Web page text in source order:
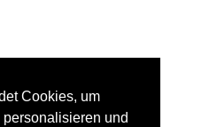
Cookies, um
personalisieren und